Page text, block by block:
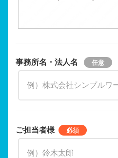
事務所名・法人名
ご担当者様